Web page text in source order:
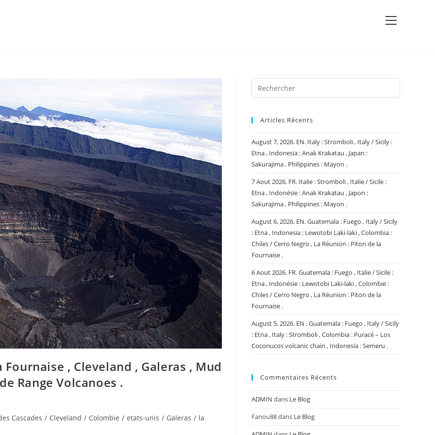
View
, Cleveland , Galeras , Mud
Range Volcanoes .
Cascades / Cleveland / Colombie / etats-unis / Galeras / la
Articles Récents
August 7, 2026. EN. Italy : Stromboli , Italy / Sicily :
Etna , Indonesia : Anak Krakatau , Japan :
Sakurajima , Philippines : Mayon .
7 Aout 2026. FR. Italie : Stromboli , Italie / Sicile :
Etna , Indonésie : Anak Krakatau , Japon :
Sakurajima , Philippines : Mayon .
August 6, 2026. EN. Guatemala : Fuego , Italy / Sicily
: Etna , Indonesia : Lewotobi Laki-laki , Colombia :
Chiles / Cerro Negro , La Réunion : Piton de la
Fournaise .
6 Aout 2026. FR. Guatemala : Fuego , Italie / Sicile :
Etna , Indonésie : Lewotobi Laki-laki , Colombie :
Chiles / Cerro Negro , La Réunion : Piton de la
Fournaise .
August 5, 2026. EN . Guatemala : Fuego , Italy / Sicily
: Etna , Italy : Stromboli , Colombia : Puracé – Los
Coconucos volcanic chain , Indonesia : Semeru .
Commentaires Récents
ADMIN dans Le Blog
Fanou88dans Le Blog